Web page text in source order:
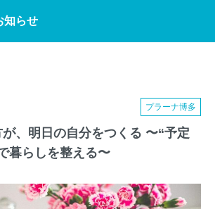
ナ」について
ついて
て
知らせ
プラーナ博多
、明日の自分をつくる 〜“予定
暮らしを整える〜